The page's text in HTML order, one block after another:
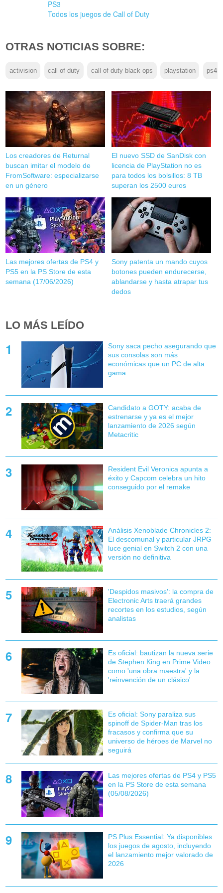
PS3
Todos los juegos de Call of Duty
OTRAS NOTICIAS SOBRE:
activision call of duty call of duty black ops playstation ps4
Los creadores de Returnal
buscan imitar el modelo de
FromSoftware: especializarse
en un género
El nuevo SSD de SanDisk con
licencia de PlayStation no es
para todos los bolsillos: 8 TB
superan los 2500 euros
Las mejores ofertas de PS4 y
PS5 en la PS Store de esta
semana (17/06/2026)
Sony patenta un mando cuyos
botones pueden endurecerse,
ablandarse y hasta atrapar tus
dedos
LO MÁS LEÍDO
Sony saca pecho asegurando que
sus consolas son más
económicas que un PC de alta
gama
Candidato a GOTY: acaba de
estrenarse y ya es el mejor
lanzamiento de 2026 según
Metacritic
Resident Evil Veronica apunta a
éxito y Capcom celebra un hito
conseguido por el remake
Análisis Xenoblade Chronicles 2:
El descomunal y particular JRPG
luce genial en Switch 2 con una
versión no definitiva
'Despidos masivos': la compra de
Electronic Arts traerá grandes
recortes en los estudios, según
analistas
Es oficial: bautizan la nueva serie
de Stephen King en Prime Video
como 'una obra maestra' y la
'reinvención de un clásico'
Es oficial: Sony paraliza sus
spinoff de Spider-Man tras los
fracasos y confirma que su
universo de héroes de Marvel no
seguirá
Las mejores ofertas de PS4 y PS5
en la PS Store de esta semana
(05/08/2026)
PS Plus Essential: Ya disponibles
los juegos de agosto, incluyendo
el lanzamiento mejor valorado de
2026